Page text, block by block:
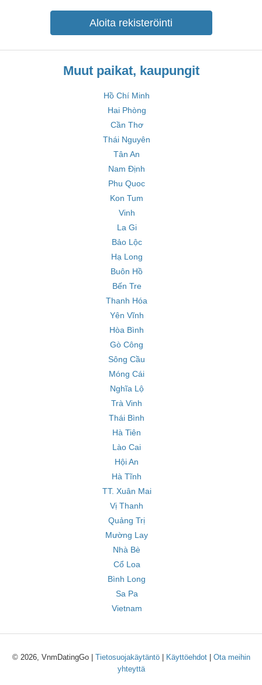
Aloita rekisteröinti
Muut paikat, kaupungit
Hồ Chí Minh
Hai Phòng
Cần Thơ
Thái Nguyên
Tân An
Nam Định
Phu Quoc
Kon Tum
Vinh
La Gi
Bảo Lộc
Hạ Long
Buôn Hồ
Bến Tre
Thanh Hóa
Yên Vĩnh
Hòa Bình
Gò Công
Sông Cầu
Móng Cái
Nghĩa Lộ
Trà Vinh
Thái Bình
Hà Tiên
Lào Cai
Hội An
Hà Tĩnh
TT. Xuân Mai
Vị Thanh
Quảng Trị
Mường Lay
Nhà Bè
Cổ Loa
Bình Long
Sa Pa
Vietnam
© 2026, VnmDatingGo | Tietosuojakäytäntö| Käyttöehdot| Ota meihin
yhteyttä